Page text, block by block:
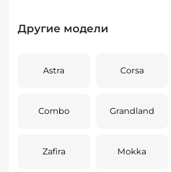
Другие модели
Astra Corsa
Combo Grandland
Zafira Mokka